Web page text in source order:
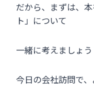
だから、まずは、
ト」について
一緒に考えましょう
今日の会社訪問で